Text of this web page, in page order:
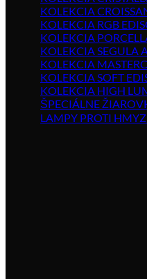
KOLEKCIA
KOLEKCIA RGB
KOLEKCIA
KOLEKCIA SEGULA
KOLEKCIA
KOLEKCIA SOFT
KOLEKCIA HIGH
ŠPECIÁLNE
LAMPY PROTI